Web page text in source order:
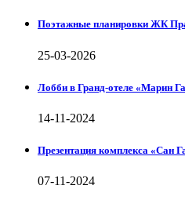
Поэтажные планировки ЖК
25-03-2026
Лобби в Гранд-отеле «Марин
14-11-2024
Презентация комплекса «Сан
07-11-2024